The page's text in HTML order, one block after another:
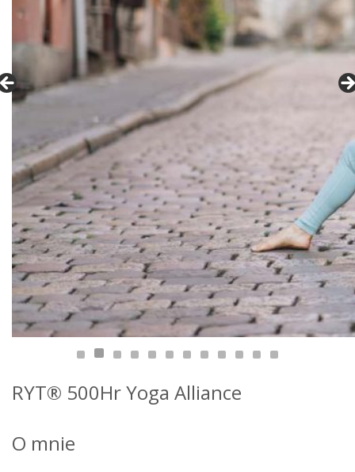
RYT® 500Hr Yoga Alliance
O mnie